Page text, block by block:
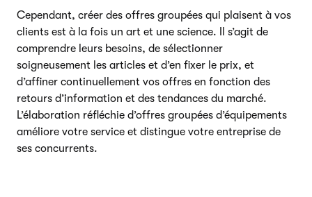
Cependant, créer des offres groupées qui plaisent à vos
clients est à la fois un art et une science. Il s’agit de
comprendre leurs besoins, de sélectionner
soigneusement les articles et d’en fixer le prix, et
d’affiner continuellement vos offres en fonction des
retours d’information et des tendances du marché.
L’élaboration réfléchie d’offres groupées d’équipements
améliore votre service et distingue votre entreprise de
ses concurrents.